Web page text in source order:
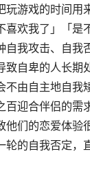
游戏的时间用
欢我了」「是
自我攻击、自我
致自卑的人长期
不由自主地自我
百迎合伴侣的需
他们的恋爱体验
轮的自我否定，